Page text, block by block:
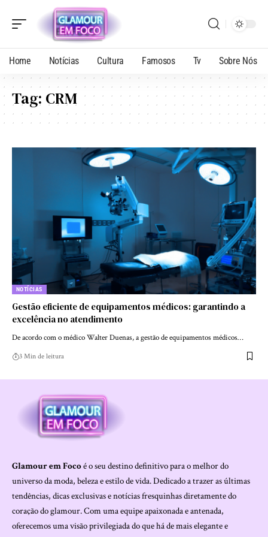
Home Notícias Cultura Famosos Tv Sobre Nós
Tag: CRM
NOTÍCIAS
Gestão eficiente de equipamentos médicos: garantindo a
excelência no atendimento
De acordo com o médico Walter Duenas, a gestão de equipamentos médicos…
3 Min de leitura
Glamour em Focoé o seu destino definitivo para o melhor do
universo da moda, beleza e estilo de vida. Dedicado a trazer as últimas
tendências, dicas exclusivas e notícias fresquinhas diretamente do
coração do glamour. Com uma equipe apaixonada e antenada,
oferecemos uma visão privilegiada do que há de mais elegante e